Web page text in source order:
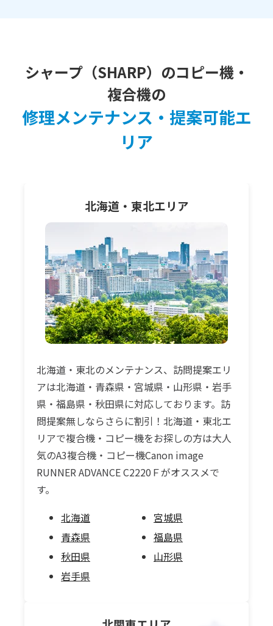
シャープ（SHARP）のコピー機・
複合機の
修理メンテナンス・提案可能エ
リア
北海道・東北エリア
北海道・東北のメンテナンス、訪問提案エリ
アは北海道・青森県・宮城県・山形県・岩手
県・福島県・秋田県に対応しております。訪
問提案無しならさらに割引！北海道・東北エ
リアで複合機・コピー機をお探しの方は大人
気のA3複合機・コピー機Canon image
RUNNER ADVANCE C2220Ｆがオススメで
す。
北海道
青森県
秋田県
岩手県
宮城県
福島県
山形県